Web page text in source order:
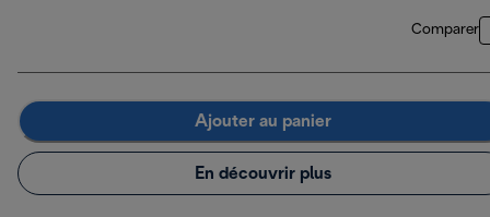
Comparer
Ajouter au panier
En découvrir plus